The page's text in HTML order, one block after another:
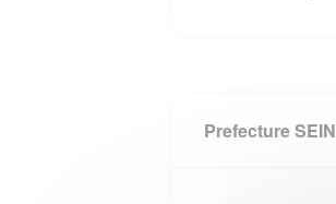
Prefecture